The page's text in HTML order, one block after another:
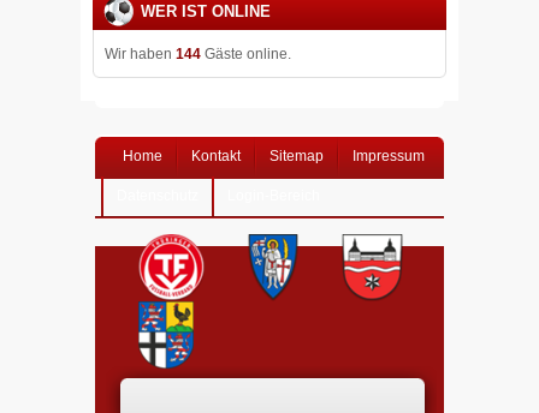
WER IST ONLINE
Wir haben 144 Gäste online.
Home Kontakt Sitemap Impressum